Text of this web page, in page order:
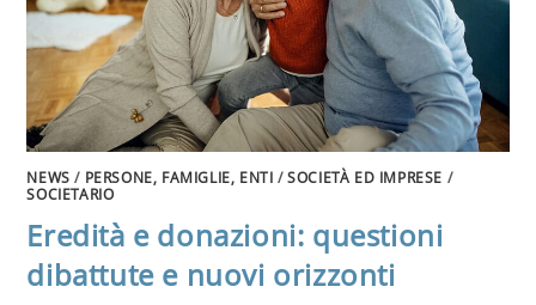
NEWS / PERSONE, FAMIGLIE, ENTI /SOCIETÀ ED IMPRESE /
SOCIETARIO
Eredità e donazioni: questioni
dibattute e nuovi orizzonti